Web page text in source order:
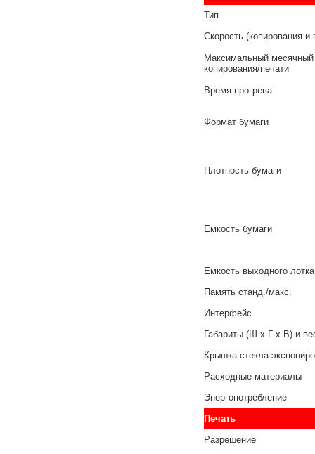
Тип
Скорость (копирования и
Максимальный
копирования/печати
Время прогрева
Формат бумаги
Плотность бумаги
Емкость бумаги
Емкость выходного лотка
Память станд./макс.
Интерфейс
Габариты (Ш x Г x В) и
Крышка стекла
Расходные материалы
Энергопотребление
Печать
Разрешение